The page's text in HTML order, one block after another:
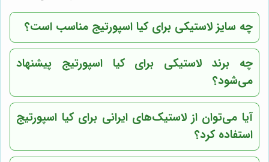
چه سایز لاستیکی برای کیا اسپورتیج مناسب است؟
چه برند لاستیکی برای کیا اسپورتیج پیشنهاد
می‌شود؟
آیا می‌توان از لاستیک‌های ایرانی برای کیا اسپورتیج
استفاده کرد؟